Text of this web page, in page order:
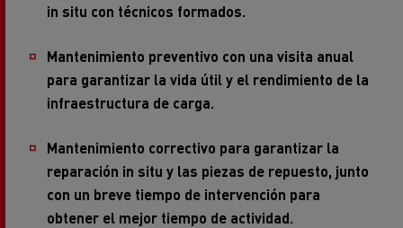
in situ con técnicos formados.
Mantenimiento preventivo con una visita anual
para garantizar la vida útil y el rendimiento de la
infraestructura de carga.
Mantenimiento correctivo para garantizar la
reparación in situ y las piezas de repuesto, junto
con un breve tiempo de intervención para
obtener el mejor tiempo de actividad.